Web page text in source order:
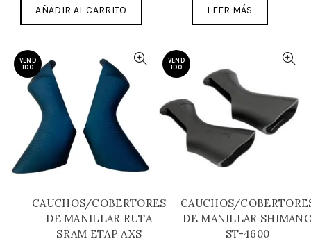
AÑADIR AL CARRITO LEER MÁS
VEND
IDO
CAUCHOS/COBERTORES
DE MANILLAR RUTA
SRAM ETAP AXS
VEND
IDO
CAUCHOS/
DE MANILLAR
ST-4600